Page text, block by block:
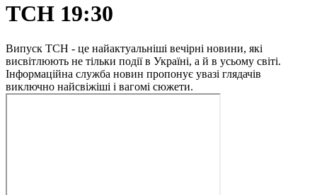
ТСН 19:30
Випуск ТСН - це найактуальніші вечірні новини, які
висвітлюють не тільки події в Україні, а й в усьому світі.
Інформаційна служба новин пропонує увазі глядачів
виключно найсвіжіші і вагомі сюжети.